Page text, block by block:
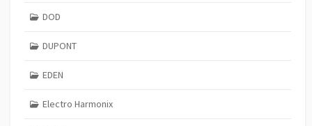
DOD
DUPONT
EDEN
Electro Harmonix